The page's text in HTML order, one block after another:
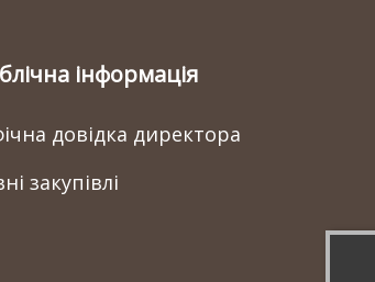
інформація
довідка директора
закупівлі